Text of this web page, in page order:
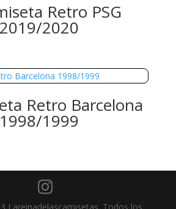
Retro PSG
2019/2020
Retro Barcelona
1998/1999
Lareinadelascamisetas. Todos los